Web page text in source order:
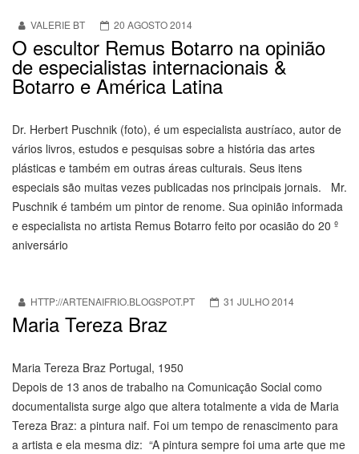
VALERIE BT 20 AGOSTO 2014
O escultor Remus Botarro na opinião
de especialistas internacionais &
Botarro e América Latina
Dr. Herbert Puschnik (foto), é um especialista austríaco, autor de
vários livros, estudos e pesquisas sobre a história das artes
plásticas e também em outras áreas culturais. Seus itens
especiais são muitas vezes publicadas nos principais jornais. Mr.
Puschnik é também um pintor de renome. Sua opinião informada
e especialista no artista Remus Botarro feito por ocasião do 20 º
aniversário
HTTP://ARTENAIFRIO.BLOGSPOT.PT 31 JULHO 2014
Maria Tereza Braz
Maria Tereza Braz Portugal, 1950
Depois de 13 anos de trabalho na Comunicação Social como
documentalista surge algo que altera totalmente a vida de Maria
Tereza Braz: a pintura naif. Foi um tempo de renascimento para
a artista e ela mesma diz: “A pintura sempre foi uma arte que me